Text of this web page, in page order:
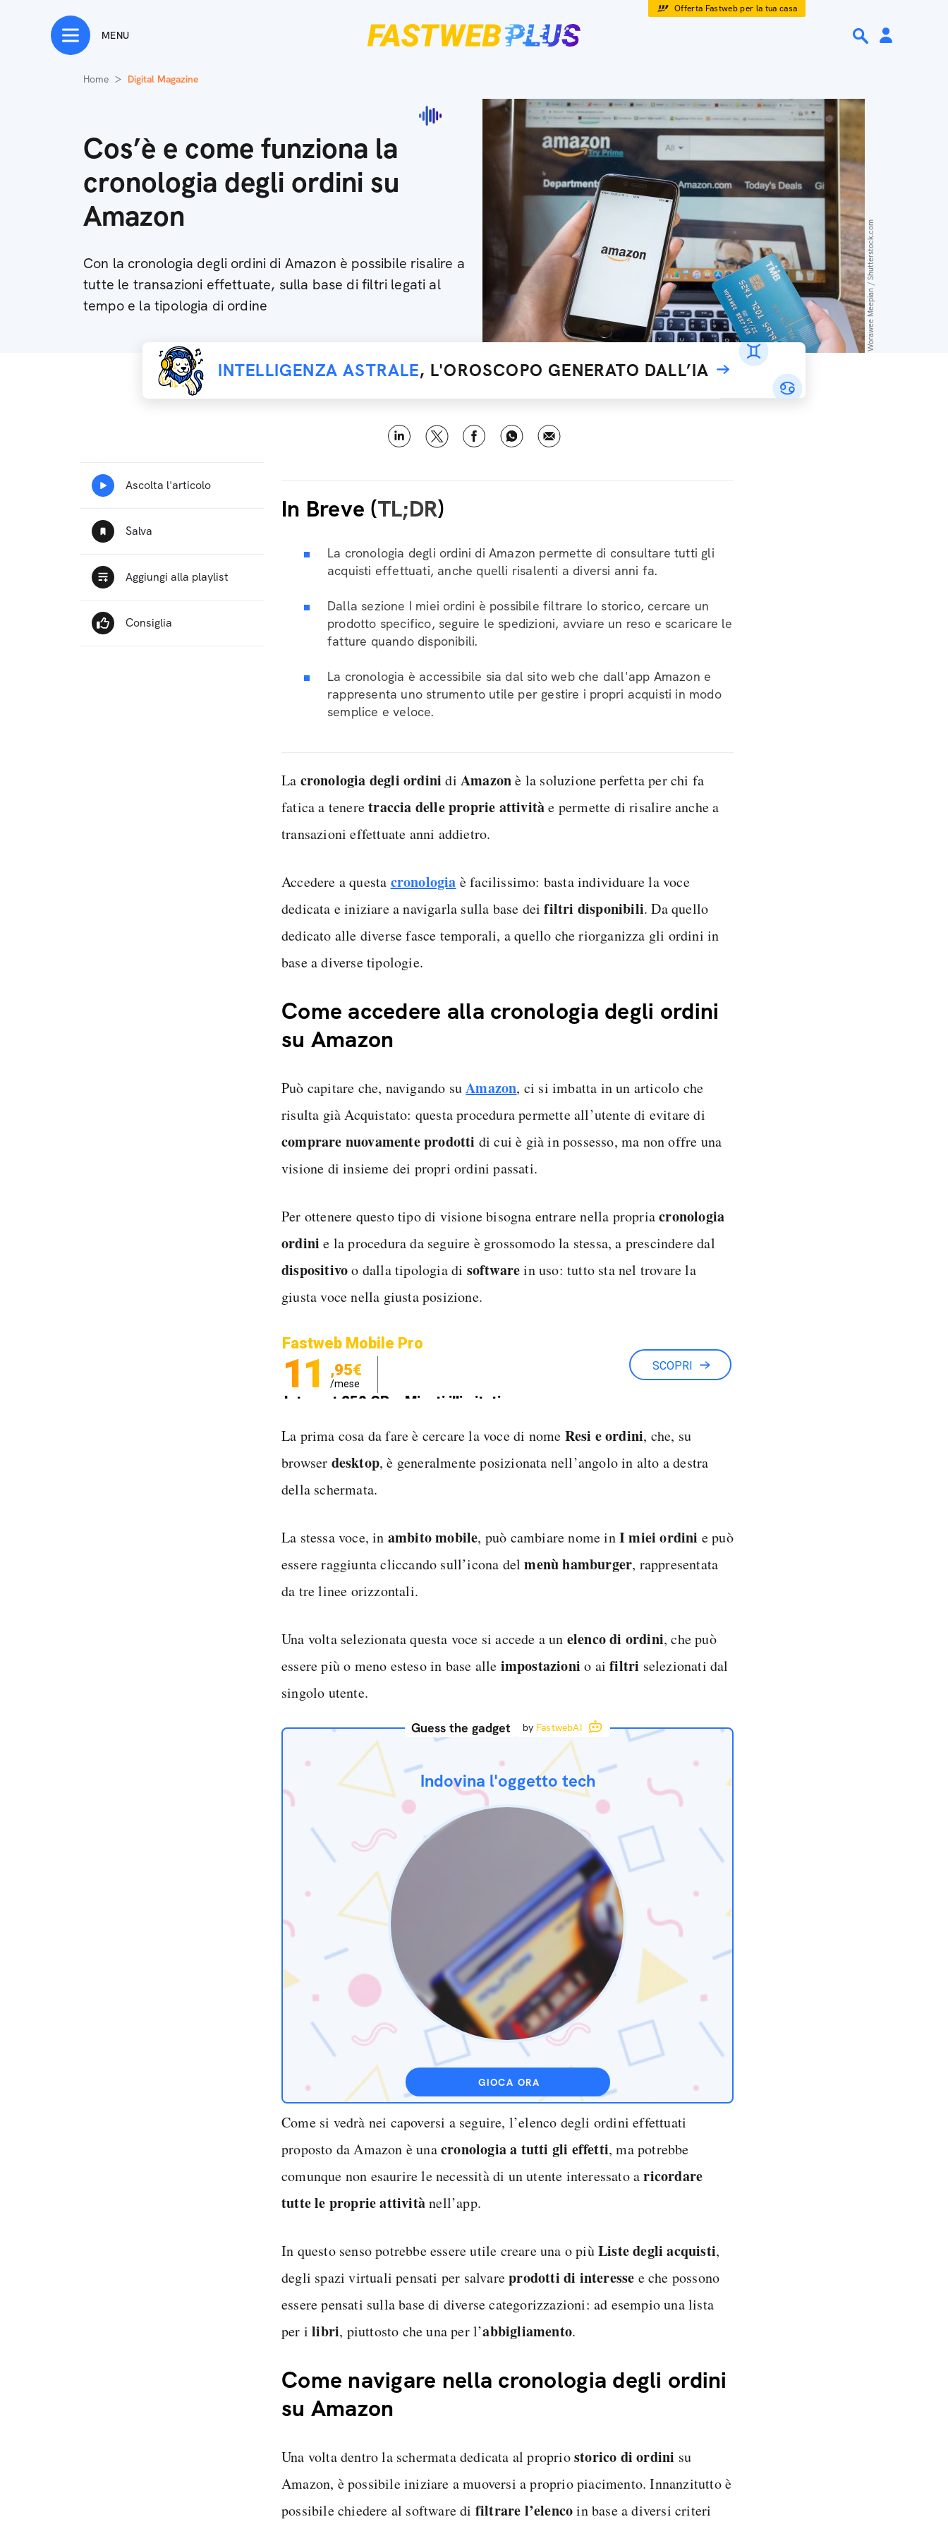
Offerta Fastweb per la tua casa
MENU
Home Digital Magazine
Cos’è e come funziona la
cronologia degli ordini su
Amazon
Con la cronologia degli ordini di Amazon è possibile risalire a
tutte le transazioni effettuate, sulla base di filtri legati al
tempo e la tipologia di ordine
Worawee Meepian / Shutterstock.com
INTELLIGENZA ASTRALE, L'OROSCOPO GENERATO DALL’IA
In Breve (TL;DR)
La cronologia degli ordini di Amazon permette di consultare tutti gli
acquisti effettuati, anche quelli risalenti a diversi anni fa.
Dalla sezione I miei ordini è possibile filtrare lo storico, cercare un
prodotto specifico, seguire le spedizioni, avviare un reso e scaricare le
fatture quando disponibili.
La cronologia è accessibile sia dal sito web che dall'app Amazon e
rappresenta uno strumento utile per gestire i propri acquisti in modo
semplice e veloce.
La cronologia degli ordini diAmazonè la soluzione perfetta per chi fa
fatica a teneretraccia delle proprie attivitàe permette di risalire anche a
transazioni effettuate anni addietro.
Accedere a questa cronologia è facilissimo: basta individuare la voce
dedicata e iniziare a navigarla sulla base deifiltri disponibili. Da quello
dedicato alle diverse fasce temporali, a quello che riorganizza gli ordini in
base a diverse tipologie.
Come accedere alla cronologia degli ordini
su Amazon
Può capitare che, navigando suAmazon, ci si imbatta in un articolo che
risulta già Acquistato: questa procedura permette all’utente di evitare di
comprare nuovamente prodotti di cui è già in possesso, ma non offre una
visione di insieme dei propri ordini passati.
Per ottenere questo tipo di visione bisogna entrare nella propriacronologia
ordini e la procedura da seguire è grossomodo la stessa, a prescindere dal
dispositivoo dalla tipologia di softwarein uso: tutto sta nel trovare la
giusta voce nella giusta posizione.
Fastweb Mobile Pro
11 ,95€
/mese
Internet 250 GB e Minuti illimitati
SCOPRI
La prima cosa da fare è cercare la voce di nome Resi e ordini, che, su
browser desktop, è generalmente posizionata nell’angolo in alto a destra
della schermata.
La stessa voce, in ambito mobile, può cambiare nome inI miei ordini e può
essere raggiunta cliccando sull’icona delmenù hamburger, rappresentata
da tre linee orizzontali.
Una volta selezionata questa voce si accede a un elenco di ordini, che può
essere più o meno esteso in base alle impostazioni o aifiltri selezionati dal
singolo utente.
Guess the gadget by FastwebAI
Indovina l'oggetto tech
GIOCA ORA
Come si vedrà nei capoversi a seguire, l’elenco degli ordini effettuati
proposto da Amazon è unacronologia a tutti gli effetti, ma potrebbe
comunque non esaurire le necessità di un utente interessato aricordare
tutte le proprie attivitànell’app.
In questo senso potrebbe essere utile creare una o piùListe degli acquisti,
degli spazi virtuali pensati per salvareprodotti di interesse e che possono
essere pensati sulla base di diverse categorizzazioni: ad esempio una lista
per ilibri, piuttosto che una per l’abbigliamento.
Come navigare nella cronologia degli ordini
su Amazon
Una volta dentro la schermata dedicata al propriostorico di ordini su
Amazon, è possibile iniziare a muoversi a proprio piacimento. Innanzitutto è
possibile chiedere al software di filtrare l’elencoin base a diversi criteri